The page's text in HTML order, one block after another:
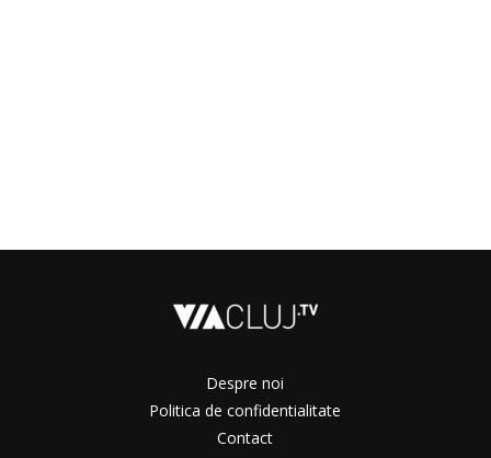
Despre noi
Politica de confidentialitate
Contact